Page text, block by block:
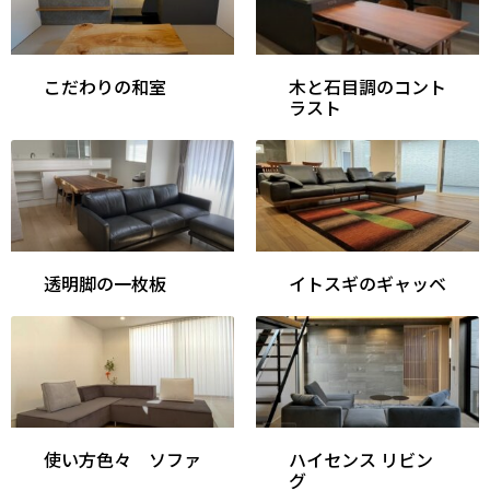
こだわりの和室 木と石目調のコント
ラスト
透明脚の一枚板 イトスギのギャッベ
使い方色々 ソファ ハイセンス リビン
グ